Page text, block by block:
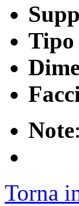
Tipo
Note
Torna